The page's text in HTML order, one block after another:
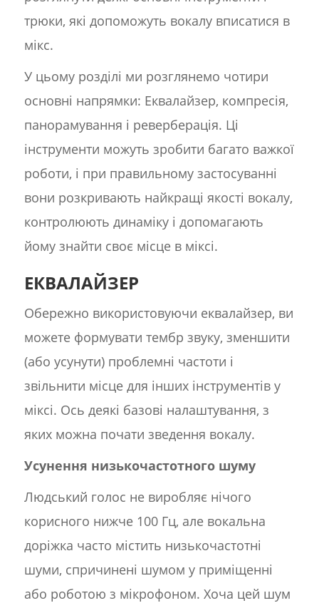
трюки, які допоможуть вокалу вписатися в
мікс.
У цьому розділі ми розглянемо чотири
основні напрямки: Еквалайзер, компресія,
панорамування і реверберація. Ці
інструменти можуть зробити багато важкої
роботи, і при правильному застосуванні
вони розкривають найкращі якості вокалу,
контролюють динаміку і допомагають
йому знайти своє місце в міксі.
ЕКВАЛАЙЗЕР
Обережно використовуючи еквалайзер, ви
можете формувати тембр звуку, зменшити
(або усунути) проблемні частоти і
звільнити місце для інших інструментів у
міксі. Ось деякі базові налаштування, з
яких можна почати зведення вокалу.
Усунення низькочастотного шуму
Людський голос не виробляє нічого
корисного нижче 100 Гц, але вокальна
доріжка часто містить низькочастотні
шуми, спричинені шумом у приміщенні
або роботою з мікрофоном. Хоча цей шум